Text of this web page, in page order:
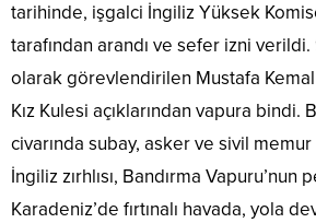
tarihinde, işgalci İngiliz Yüksek
tarafından arandı ve sefer izni
olarak görevlendirilen Mustafa
Kız Kulesi açıklarından vapura
civarında subay, asker ve sivil
İngiliz zırhlısı, Bandırma Vapuru’nun
Karadeniz’de fırtınalı havada, yola